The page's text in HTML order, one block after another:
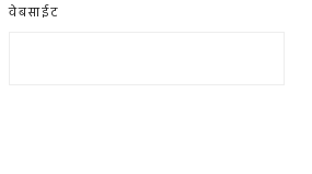
वेबसाईट